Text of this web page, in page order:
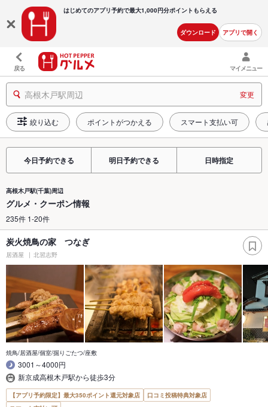
はじめてのアプリ予約で最大1,000円分ポイントもらえる
ダウンロード アプリで開く
戻る マイメニュー
高根木戸駅周辺 変更
絞り込む ポイントがつかえる スマート支払い可
今日予約できる 明日予約できる 日時指定
高根木戸駅(千葉)周辺
グルメ・クーポン情報
235件 1-20件
炭火焼鳥の家 つなぎ
居酒屋 北習志野
焼鳥/居酒屋/個室/掘りごたつ/座敷
3001～4000円
新京成高根木戸駅から徒歩3分
【アプリ予約限定】最大350ポイント還元対象店
口コミ投稿特典対象店